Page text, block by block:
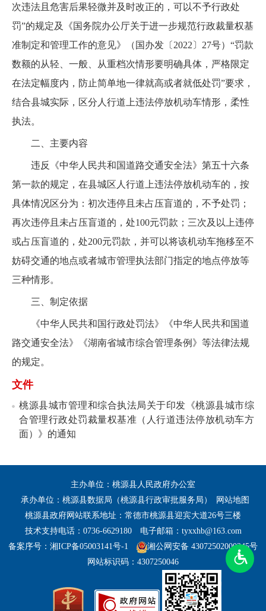
次违法且危害后果轻微并及时改正的，可以不予行政处
罚”的规定及《国务院办公厅关于进一步规范行政裁量权基
准制定和管理工作的意见》（国办发〔2022〕27号）“罚款
数额的从轻、一般、从重档次情形要明确具体，严格限定
在法定幅度内，防止简单地一律就高或者就低处罚”要求，
结合县城实际，区分人行道上违法停放机动车情形，柔性
执法。
二、主要内容
违反《中华人民共和国道路交通安全法》第五十六条
第一款的规定，在县城区人行道上违法停放机动车的，按
具体情况区分为：初次违停且未占压盲道的，不予处罚；
再次违停且未占压盲道的，处100元罚款；三次及以上违停
或占压盲道的，处200元罚款，并可以将该机动车拖移至不
妨碍交通的地点或者城市管理执法部门指定的地点停放等
三种情形。
三、制定依据
《中华人民共和国行政处罚法》《中华人民共和国道
路交通安全法》《湖南省城市综合管理条例》等法律法规
的规定。
文件
桃源县城市管理和综合执法局关于印发《桃源县城市综
合管理行政处罚裁量权基准（人行道违法停放机动车方
面）》的通知
主办单位：桃源县人民政府办公室
承办单位：桃源县数据局（桃源县行政审批服务局）
网站地图
桃源县政府网站联系地址：常德市桃源县迎宾大道26号三楼
技术支持电话：0736-6629180
电子邮箱：tyxxhb@163.com
备案序号：湘ICP备05003141号-1
湘公网安备 43072502000245号
网站标识码：4307250046